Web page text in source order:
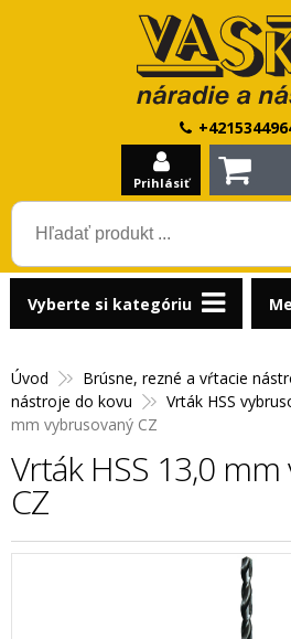
Prihlásiť
Úvod Brúsne, rezné a vŕtacie
nástroje do kovu
Vrták HSS
mm vybrusovaný CZ
Vrták HSS 13,0
CZ
Vyberte si kategóriu